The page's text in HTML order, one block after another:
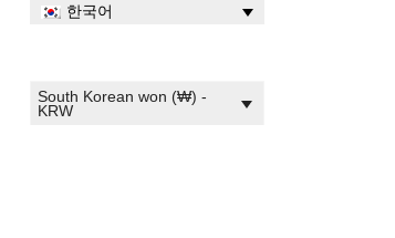
한국어
South Korean won (₩) -
KRW